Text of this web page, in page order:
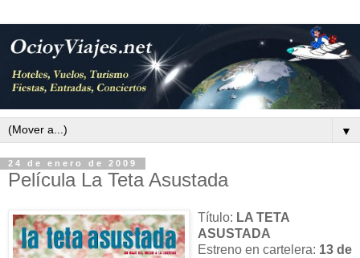
▼
24 de enero de 2009
Película La Teta Asustada
Título: LA TETA
ASUSTADA
Estreno en cartelera: 13 de